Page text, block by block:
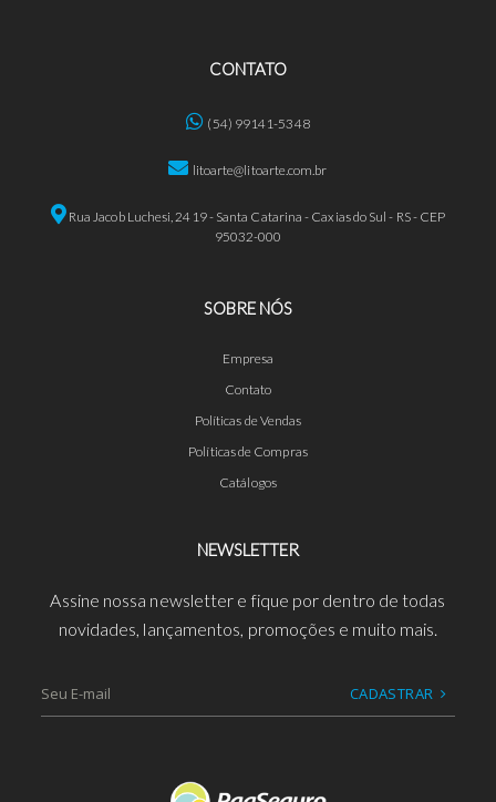
CONTATO
(54) 99141-5348
litoarte@litoarte.com.br
Rua Jacob Luchesi, 2419 - Santa Catarina - Caxias do Sul - RS - CEP
95032-000
SOBRE NÓS
Empresa
Contato
Políticas de Vendas
Políticas de Compras
Catálogos
NEWSLETTER
Assine nossa newsletter e fique por dentro de todas
novidades, lançamentos, promoções e muito mais.
CADASTRAR